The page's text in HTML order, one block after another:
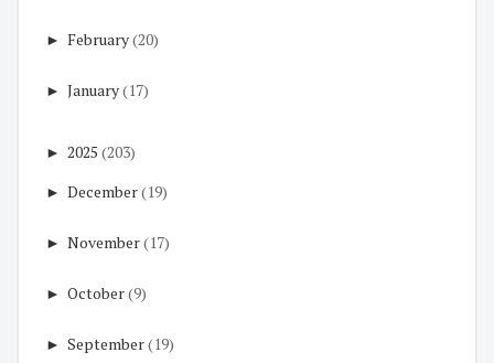
► February(20)
► January(17)
► 2025 (203)
► December(19)
► November(17)
► October(9)
► September(19)